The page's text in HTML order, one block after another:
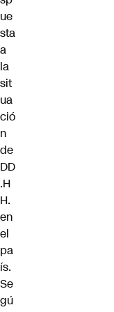
ue
sta
a
la
sit
ua
ció
n
de
DD
.H
H.
en
el
pa
ís.
Se
gú